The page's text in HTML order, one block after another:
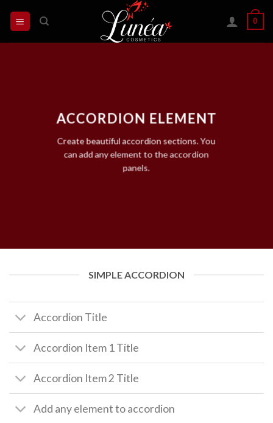
0
ACCORDION ELEMENT
Create beautiful accordion sections. You
can add any element to the accordion
panels.
SIMPLE ACCORDION
Accordion Title
Accordion Item 1 Title
Accordion Item 2 Title
Add any element to accordion